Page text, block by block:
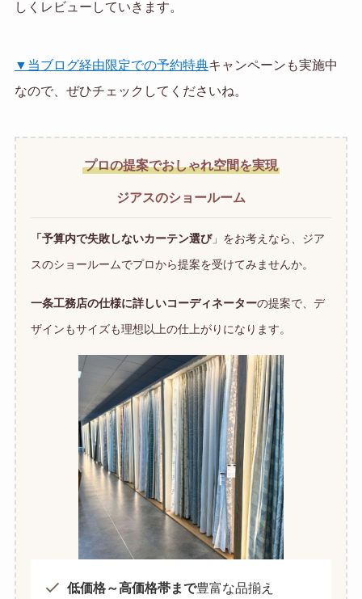
しくレビューしていきます。
▼当ブログ経由限定での予約特典キャンペーンも実施中
なので、ぜひチェックしてくださいね。
プロの提案でおしゃれ空間を実現
ジアスのショールーム
「予算内で失敗しないカーテン選び」をお考えなら、ジア
スのショールームでプロから提案を受けてみませんか。
一条工務店の仕様に詳しいコーディネーターの提案で、デ
ザインもサイズも理想以上の仕上がりになります。
低価格～高価格帯まで豊富な品揃え